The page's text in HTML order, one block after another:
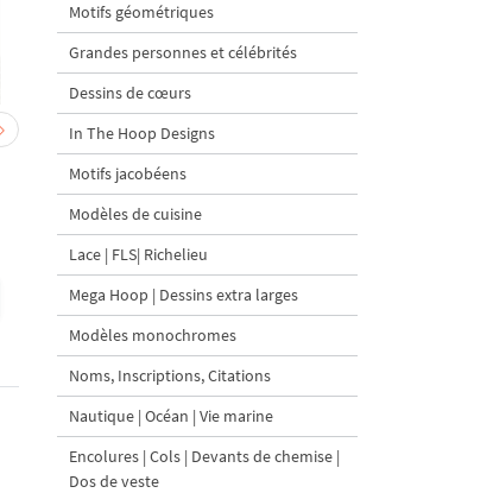
Chevreau au nœud rouge
– broderie machine, 4
tailles
$4| Acheter
Motifs géométriques
Grandes personnes et célébrités
Dessins de cœurs
In The Hoop Designs
Motifs jacobéens
Modèles de cuisine
Lace | FLS| Richelieu
Mega Hoop | Dessins extra larges
Modèles monochromes
Noms, Inscriptions, Citations
Nautique | Océan | Vie marine
Encolures | Cols | Devants de chemise |
Dos de veste